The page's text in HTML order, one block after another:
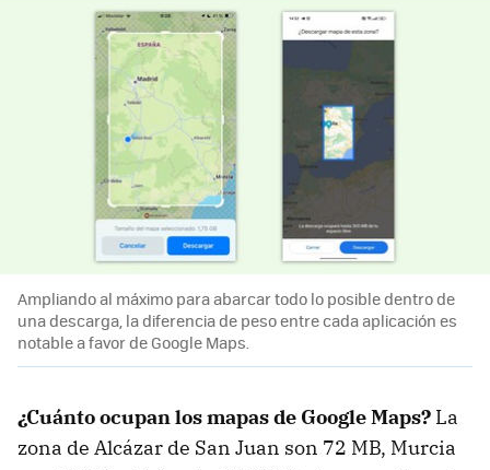
Ampliando al máximo para abarcar todo lo posible dentro de
una descarga, la diferencia de peso entre cada aplicación es
notable a favor de Google Maps.
¿Cuánto ocupan los mapas de Google Maps? La
zona de Alcázar de San Juan son 72 MB, Murcia